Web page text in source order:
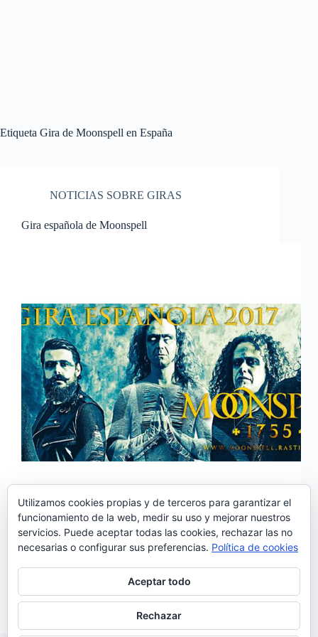
Etiqueta Gira de Moonspell en España
NOTICIAS SOBRE GIRAS
Gira española de Moonspell
En noviembre comienza la gira española
de Moonspell. La banda portuguesa vuelve a nuestro
país para presentar su nuevo trabajo: «1755» que
saldrá a la venta el 3 de noviembre publicado por
Napalm records. «1755» es el primer trabajo que el
grupo publica completamente cantado…
Noemí Sánchez
27/09/2017
Utilizamos cookies propias y de terceros para garantizar el
funcionamiento de la web, medir su uso y mejorar nuestros
servicios. Puede aceptar todas las cookies, rechazar las no
necesarias o configurar sus preferencias. Política de cookies
Aceptar todo
Rechazar